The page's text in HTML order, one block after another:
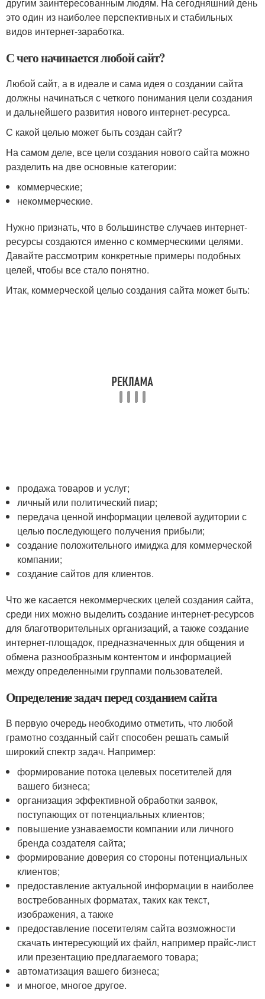
это один из наиболее перспективных и стабильных
видов интернет-заработка.
С чего начинается любой сайт?
Любой сайт, а в идеале и сама идея о создании сайта
должны начинаться с четкого понимания цели создания
и дальнейшего развития нового интернет-ресурса.
С какой целью может быть создан сайт?
На самом деле, все цели создания нового сайта можно
разделить на две основные категории:
коммерческие;
некоммерческие.
Нужно признать, что в большинстве случаев интернет-
ресурсы создаются именно с коммерческими целями.
Давайте рассмотрим конкретные примеры подобных
целей, чтобы все стало понятно.
Итак, коммерческой целью создания сайта может быть:
продажа товаров и услуг;
личный или политический пиар;
передача ценной информации целевой аудитории с
целью последующего получения прибыли;
создание положительного имиджа для коммерческой
компании;
создание сайтов для клиентов.
Что же касается некоммерческих целей создания сайта,
среди них можно выделить создание интернет-ресурсов
для благотворительных организаций, а также создание
интернет-площадок, предназначенных для общения и
обмена разнообразным контентом и информацией
между определенными группами пользователей.
Определение задач перед созданием сайта
В первую очередь необходимо отметить, что любой
грамотно созданный сайт способен решать самый
широкий спектр задач. Например:
формирование потока целевых посетителей для
вашего бизнеса;
организация эффективной обработки заявок,
поступающих от потенциальных клиентов;
повышение узнаваемости компании или личного
бренда создателя сайта;
формирование доверия со стороны потенциальных
клиентов;
предоставление актуальной информации в наиболее
востребованных форматах, таких как текст,
изображения, а также
предоставление посетителям сайта возможности
скачать интересующий их файл, например прайс-лист
или презентацию предлагаемого товара;
автоматизация вашего бизнеса;
и многое, многое другое.